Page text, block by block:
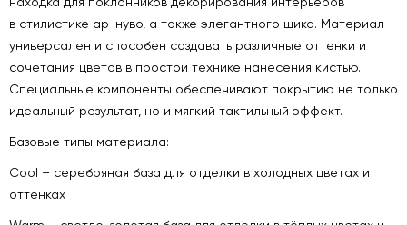
в стилистике ар-нуво, а также элегантного шика. Материал
универсален и способен создавать различные оттенки и
сочетания цветов в простой технике нанесения кистью.
Специальные компоненты обеспечивают покрытию не только
идеальный результат, но и мягкий тактильный эффект.
Базовые типы материала:
Cool – серебряная база для отделки в холодных цветах и
оттенках